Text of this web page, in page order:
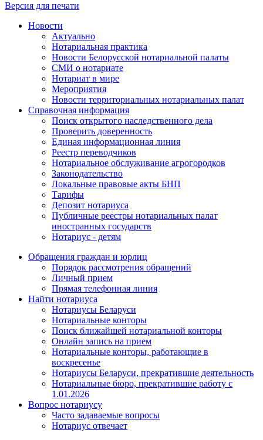
Версия для печати
Новости
Актуально
Нотариальная практика
Новости Белорусской нотариальной палаты
СМИ о нотариате
Нотариат в мире
Мероприятия
Новости территориальных нотариальных палат
Справочная информация
Поиск открытого наследственного дела
Проверить доверенность
Единая информационная линия
Реестр переводчиков
Нотариальное обслуживание агрогородков
Законодательство
Локальные правовые акты БНП
Тарифы
Депозит нотариуса
Публичные реестры нотариальных палат
иностранных государств
Нотариус - детям
Обращения граждан и юрлиц
Порядок рассмотрения обращений
Личный прием
Прямая телефонная линия
Найти нотариуса
Нотариусы Беларуси
Нотариальные конторы
Поиск ближайшей нотариальной конторы
Онлайн запись на прием
Нотариальные конторы, работающие в
воскресенье
Нотариусы Беларуси, прекратившие деятельность
Нотариальные бюро, прекратившие работу с
1.01.2026
Вопрос нотариусу
Часто задаваемые вопросы
Нотариус отвечает